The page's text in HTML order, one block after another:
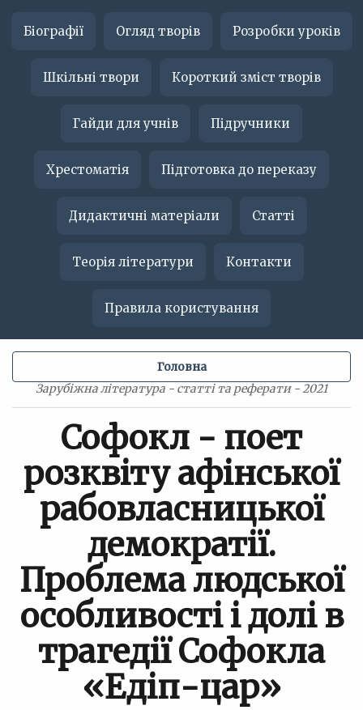
Біографії Огляд творів Розробки уроків
Шкільні твори Короткий зміст творів
Гайди для учнів Підручники
Хрестоматія Підготовка до переказу
Дидактичні матеріали Статті
Теорія літератури Контакти
Правила користування
Зарубіжна література - статті та реферати - 2021
Головна
Софокл - поет
розквіту афінської
рабовласницької
демократії.
Проблема людської
особливості і долі в
трагедії Софокла
«Едіп-цар»